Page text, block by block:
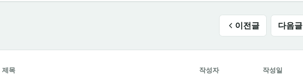
이전글 다음글
제목 작성자 작성일